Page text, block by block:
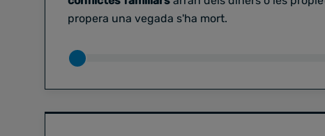
propera una vegada s'ha mort.